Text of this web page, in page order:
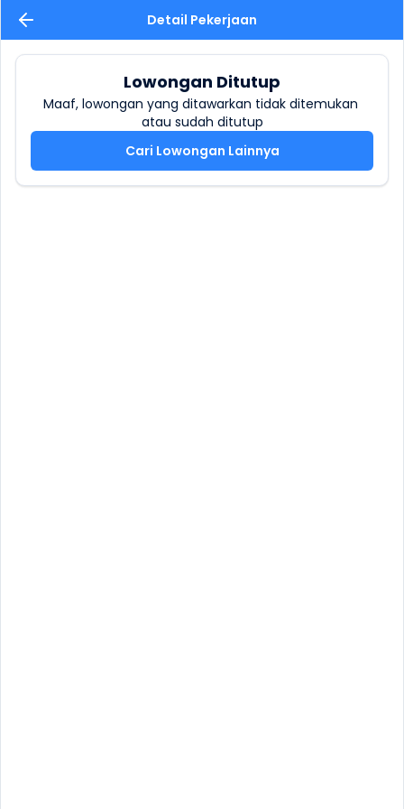
Detail Pekerjaan
Lowongan Ditutup
Maaf, lowongan yang ditawarkan tidak ditemukan
atau sudah ditutup
Cari Lowongan Lainnya